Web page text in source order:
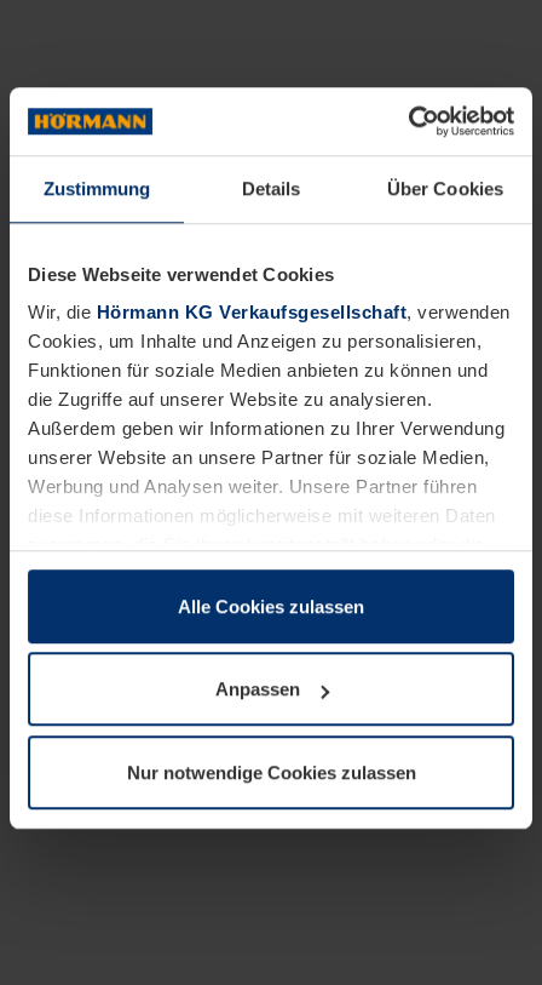
Zustimmung Details Über Cookies
Diese Webseite verwendet Cookies
Wir, die Hörmann KG Verkaufsgesellschaft, verwenden
Cookies, um Inhalte und Anzeigen zu personalisieren,
Funktionen für soziale Medien anbieten zu können und
die Zugriffe auf unserer Website zu analysieren.
Außerdem geben wir Informationen zu Ihrer Verwendung
unserer Website an unsere Partner für soziale Medien,
Werbung und Analysen weiter. Unsere Partner führen
diese Informationen möglicherweise mit weiteren Daten
sie im Rahmen Ihrer Nutzung der Dienste gesammelt
wenn diese für den Betrieb dieser Seite unbedingt
notwendig sind. Für alle anderen Cookie-Typen benötigen
wir Ihre Erlaubnis. Ihre Einwilligung können Sie jederzeit
Datenschutzerklärungunserer Website ändern oder
widerrufen.
Alle Cookies zulassen
Anpassen
Nur notwendige Cookies zulassen